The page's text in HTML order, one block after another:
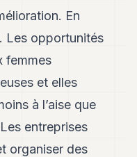
En
Les opportunités
femmes
et elles
à l’aise que
entreprises
organiser des